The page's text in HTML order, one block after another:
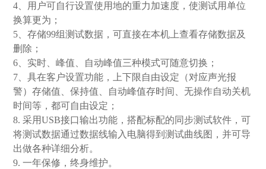
4 、用户可自行设置使用地的重力加速度，使测试用单位
换算更为；
5 、存储99组测试数据，可直接在本机上查看存储数据及
删除；
6 、实时、峰值、自动峰值三种模式可随意切换；
7 、具在客户设置功能，上下限自由设定（对应声光报
警）存储值、保持值、自动峰值存时间、无操作自动关机
时间等，都可自由设定；
8.采用USB接口输出功能，搭配标配的同步测试软件，可
将测试数据通过数据线输入电脑得到测试曲线图，并可导
出做各种详细分析。
9.一年保修，终身维护。